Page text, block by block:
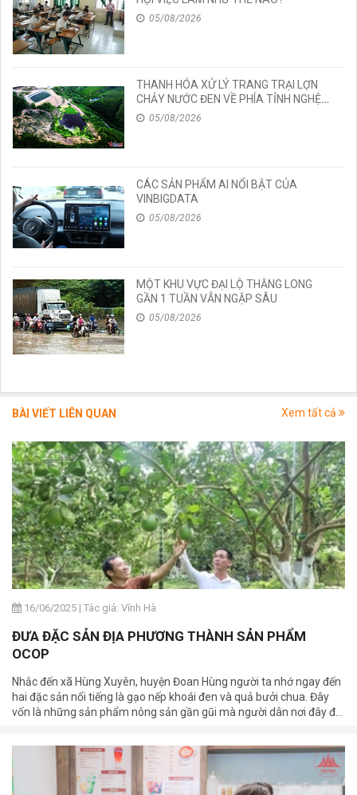
05/08/2026
THANH HÓA XỬ LÝ TRANG TRẠI LỢN
CHẢY NƯỚC ĐEN VỀ PHÍA TỈNH NGHỆ
AN05/08/2026
CÁC SẢN PHẨM AI NỔI BẬT CỦA
VINBIGDATA
05/08/2026
MỘT KHU VỰC ĐẠI LỘ THĂNG LONG
GẦN 1 TUẦN VẪN NGẬP SÂU
05/08/2026
BÀI VIẾT LIÊN QUAN Xem tất cả
16/06/2025 | Tác giả: Vĩnh Hà
ĐƯA ĐẶC SẢN ĐỊA PHƯƠNG THÀNH SẢN PHẨM
OCOP
Nhắc đến xã Hùng Xuyên, huyện Đoan Hùng người ta nhớ ngay đến
hai đặc sản nổi tiếng là gạo nếp khoái đen và quả bưởi chua. Đây
vốn là những sản phẩm nông sản gần gũi mà người dân nơi đây đã